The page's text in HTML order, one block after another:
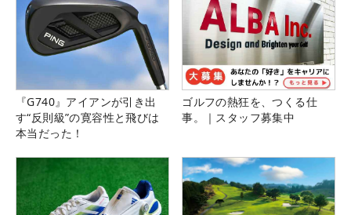
『G740』アイアンが引き出
す“反則級”の寛容性と飛びは
本当だった！
ゴルフの熱狂を、つくる仕
事。｜スタッフ募集中